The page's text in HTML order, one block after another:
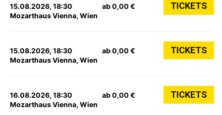
15.08.2026, 18:30
Mozarthaus Vienna, Wien
ab 0,00 € TICKETS
15.08.2026, 18:30
Mozarthaus Vienna, Wien
ab 0,00 € TICKETS
16.08.2026, 18:30
Mozarthaus Vienna, Wien
ab 0,00 € TICKETS